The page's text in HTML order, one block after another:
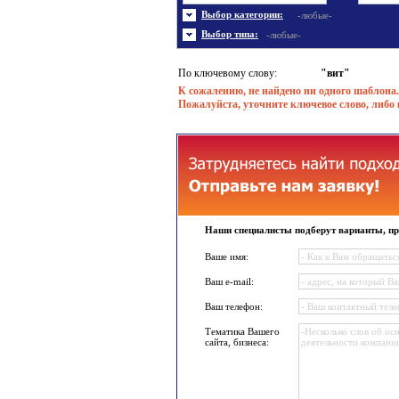
Выбор категории: -любые-
Энергетика
Выбор типа: -любые-
Шаблоны не скачивались
Шаблоны флеш сайтов
По ключевому слову:
"вит"
К сожалению, не найдено ни одного шаблона.
Пожалуйста, уточните ключевое слово, либо
Наши специалисты подберут варианты,
Ваше имя:
Ваш e-mail:
Ваш телефон:
Тематика Вашего
сайта, бизнеса: